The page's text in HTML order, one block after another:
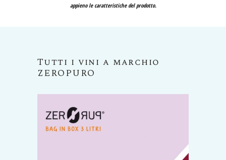
appieno le caratteristiche del prodotto.
Tutti i vini a marchio
ZEROPURO